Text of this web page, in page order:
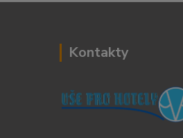
Kontakty